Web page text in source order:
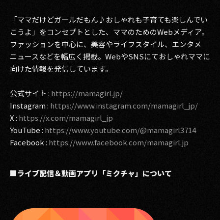
「ママだけどガールだもん♪おしゃれも子育ても楽しんでい
こうよ」をコンセプトとした、ママのためのWebメディア。
ファッションを中心に、美容やライフスタイル、エンタメ
ニュースなどを幅広く掲載。WebやSNSにておしゃれママに
向けた情報を発信しています。
公式サイト : https://mamagirl.jp/
Instagram : https://www.instagram.com/mamagirl_jp/
X : https://x.com/mamagirl_jp
YouTube : https://www.youtube.com/@mamagirl3714
Facebook : https://www.facebook.com/mamagirl.jp
■ライブ配信＆動画アプリ「ミクチャ」について